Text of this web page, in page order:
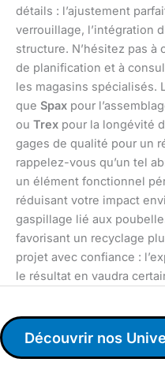
détails : l’ajustement
verrouillage, l’intégration
structure. N’hésitez pas à
de planification et à
les magasins spécialisés.
que Spax pour
ou Trex pour la longévité
gages de qualité pour un
rappelez-vous qu’un tel
un élément fonctionnel
réduisant votre impact
gaspillage lié aux
favorisant un recyclage
projet avec confiance :
le résultat en vaudra
Découvrir nos